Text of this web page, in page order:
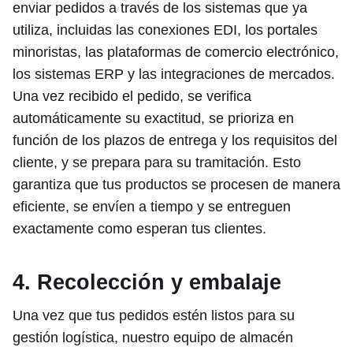
enviar pedidos a través de los sistemas que ya
utiliza, incluidas las conexiones EDI, los portales
minoristas, las plataformas de comercio electrónico,
los sistemas ERP y las integraciones de mercados.
Una vez recibido el pedido, se verifica
automáticamente su exactitud, se prioriza en
función de los plazos de entrega y los requisitos del
cliente, y se prepara para su tramitación. Esto
garantiza que tus productos se procesen de manera
eficiente, se envíen a tiempo y se entreguen
exactamente como esperan tus clientes.
4. Recolección y embalaje
Una vez que tus pedidos estén listos para su
gestión logística, nuestro equipo de almacén